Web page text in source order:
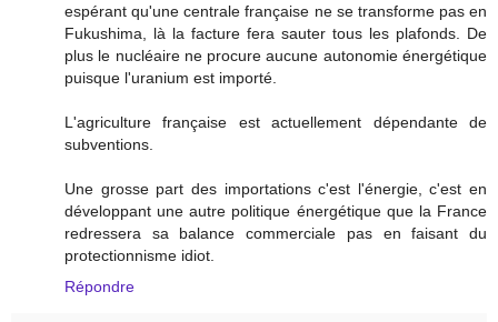
espérant qu'une centrale française ne se transforme pas en
Fukushima, là la facture fera sauter tous les plafonds. De
plus le nucléaire ne procure aucune autonomie énergétique
puisque l'uranium est importé.
L'agriculture française est actuellement dépendante de
subventions.
Une grosse part des importations c'est l'énergie, c'est en
développant une autre politique énergétique que la France
redressera sa balance commerciale pas en faisant du
protectionnisme idiot.
Répondre